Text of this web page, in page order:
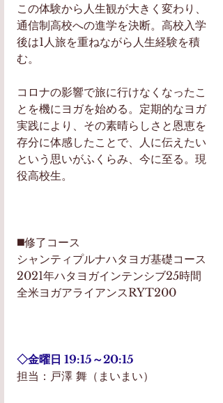
この体験から人生観が大きく変わり、
通信制高校への進学を決断。高校入学
後は1人旅を重ねながら人生経験を積
む。
コロナの影響で旅に行けなくなったこ
とを機にヨガを始める。定期的なヨガ
実践により、その素晴らしさと恩恵を
存分に体感したことで、人に伝えたい
という思いがふくらみ、今に至る。現
役高校生。
◼️修了コース
シャンティプルナハタヨガ基礎コース
2021年ハタヨガインテンシブ25時間
全米ヨガアライアンスRYT200
◇金曜日 19:15～20:15
担当：戸澤 舞（まいまい）